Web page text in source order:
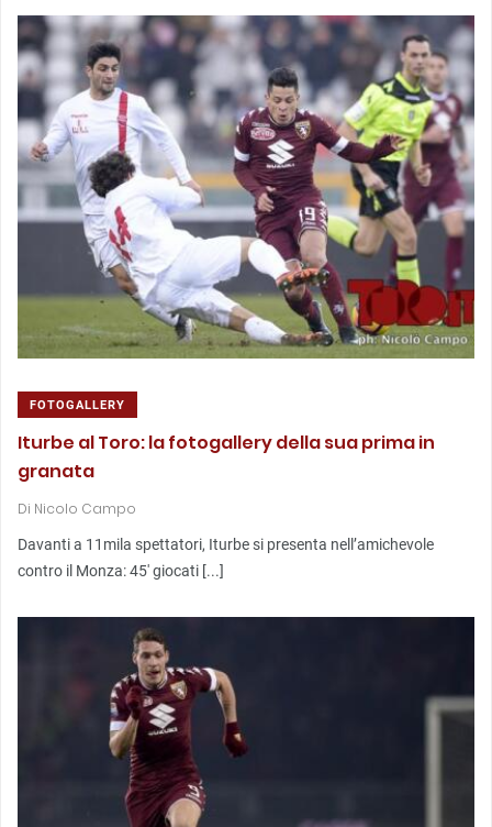
FOTOGALLERY
Iturbe al Toro: la fotogallery della sua prima in
granata
Di Nicolo Campo
Davanti a 11mila spettatori, Iturbe si presenta nell’amichevole
contro il Monza: 45′ giocati [...]